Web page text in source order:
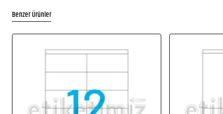
sürdürülebilir FSC sertifikalıdır. Etiketler atık kağıt, geri
dönüşümlü karton ambalaj ile% 100 geri dönüştürülebilir.
Etiket yeşil renklidir. Tüm lazer ve mürekkep püskürtmeli
yazıcılarda sorunsuz yazdırmayı onaylar. Soğuk ve nemli
net baskı alınır. Etiket mattır. Ekranda görünen görsel
çizimdir. Gerçek baskıda renklerde ton farklı olabilir.
Benzer Ürünler